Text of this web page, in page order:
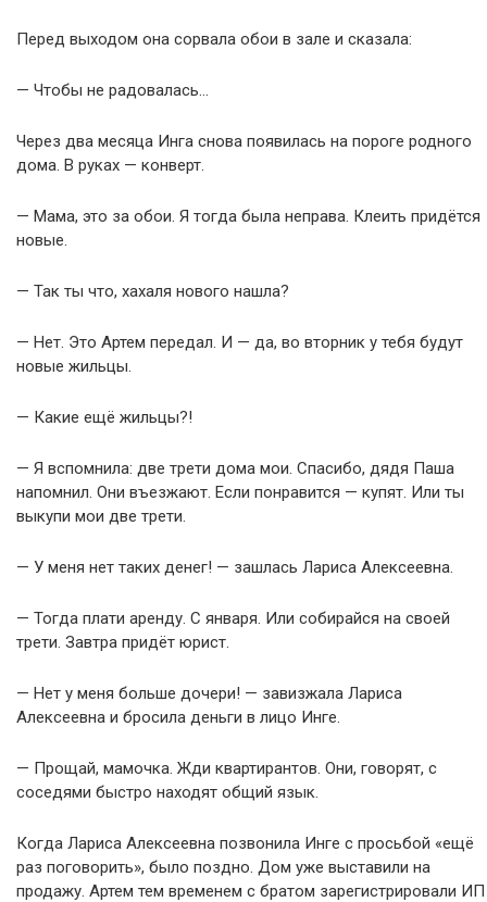
Перед выходом она сорвала обои в зале и сказала:
— Чтобы не радовалась…
Через два месяца Инга снова появилась на пороге родного
дома. В руках — конверт.
— Мама, это за обои. Я тогда была неправа. Клеить придётся
новые.
— Так ты что, хахаля нового нашла?
— Нет. Это Артем передал. И — да, во вторник у тебя будут
новые жильцы.
— Какие ещё жильцы?!
— Я вспомнила: две трети дома мои. Спасибо, дядя Паша
напомнил. Они въезжают. Если понравится — купят. Или ты
выкупи мои две трети.
— У меня нет таких денег! — зашлась Лариса Алексеевна.
— Тогда плати аренду. С января. Или собирайся на своей
трети. Завтра придёт юрист.
— Нет у меня больше дочери! — завизжала Лариса
Алексеевна и бросила деньги в лицо Инге.
— Прощай, мамочка. Жди квартирантов. Они, говорят, с
соседями быстро находят общий язык.
Когда Лариса Алексеевна позвонила Инге с просьбой «ещё
раз поговорить», было поздно. Дом уже выставили на
продажу. Артем тем временем с братом зарегистрировали ИП